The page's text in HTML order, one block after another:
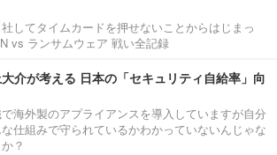
してタイムカードを押せないことからはじまっ
vs ランサムウェア 戦い全記録
介が考える 日本の「セキュリティ自給率」向
海外製のアプライアンスを導入していますが自分
仕組みで守られているかわかっていないんじゃな
？